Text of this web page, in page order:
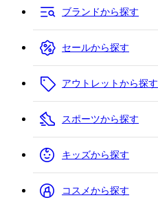
ブランドから探す
セールから探す
アウトレットから探す
スポーツから探す
キッズから探す
コスメから探す